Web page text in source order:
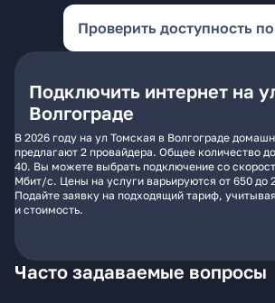
Проверить доступность
Подключить интернет на
Волгограде
В 2026 году на ул Томская в Волгограде
предлагают 2 провайдера. Общее количество
40. Вы можете выбрать подключение со
Мбит/с. Цены на услуги варьируются от 650 до
Подайте заявку на подходящий тариф,
и стоимость.
Часто задаваемые вопросы